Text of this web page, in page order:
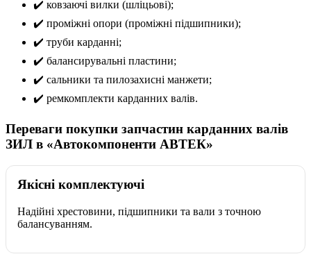
✔️ ковзаючі вилки (шліцьові);
✔️ проміжні опори (проміжні підшипники);
✔️ труби карданні;
✔️ балансирувальні пластини;
✔️ сальники та пилозахисні манжети;
✔️ ремкомплекти карданних валів.
Переваги покупки запчастин карданних валів
ЗИЛ в «Автокомпоненти АВТЕК»
Якісні комплектуючі
Надійні хрестовини, підшипники та вали з точною
балансуванням.